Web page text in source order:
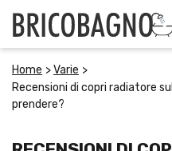
CUCINA
Home >Varie >
Recensioni di copri radiatore
prendere?